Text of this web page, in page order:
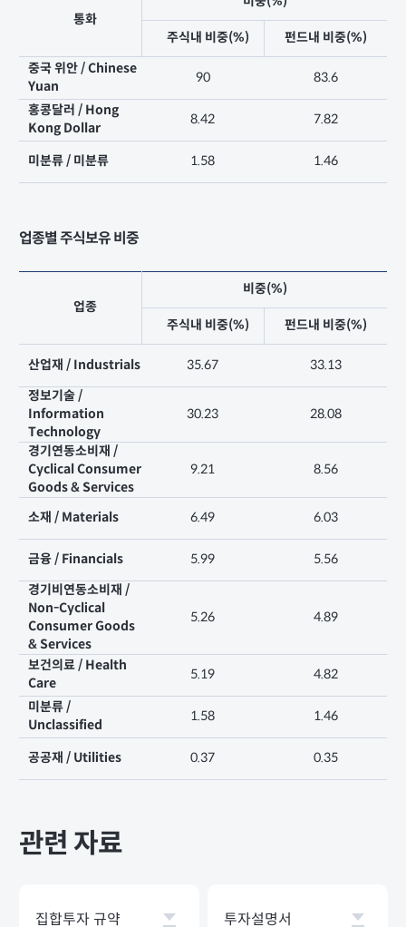
통화
주식내 비중(%)
펀드내 비중(%)
중국 위안 / Chinese
Yuan
90 83.6
홍콩달러 / Hong
Kong Dollar
8.42 7.82
미분류 / 미분류 1.58 1.46
업종별 주식보유 비중
업종
비중(%)
주식내 비중(%) 펀드내 비중(%)
산업재 / Industrials 35.67
33.13
정보기술 /
Information
Technology
30.23 28.08
경기연동소비재 /
Cyclical Consumer
Goods & Services
9.21 8.56
소재 / Materials 6.49 6.03
금융 / Financials 5.99
5.56
경기비연동소비재 /
Non-Cyclical
Consumer Goods
& Services
5.26 4.89
보건의료 / Health
Care
5.19 4.82
미분류 /
Unclassified
1.58 1.46
공공재 / Utilities 0.37 0.35
관련 자료
집합투자 규약 투자설명서